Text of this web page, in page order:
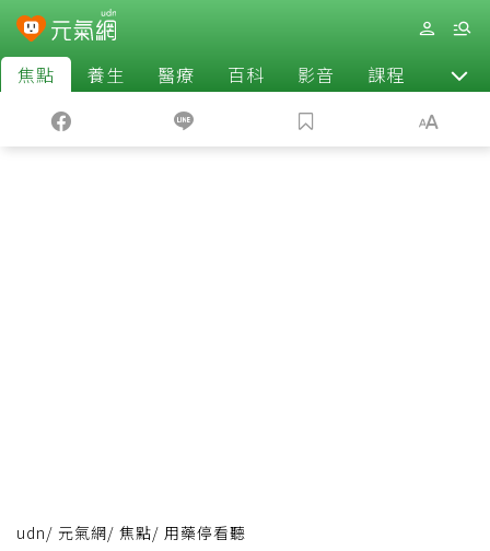
焦點 養生 醫療 百科 影音 課程 退休
udn/ 元氣網/ 焦點/ 用藥停看聽